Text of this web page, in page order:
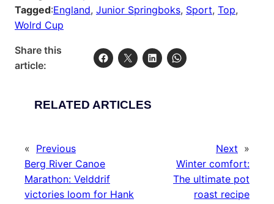
Tagged:England, Junior Springboks, Sport, Top
Wolrd Cup
Share this
article:
RELATED ARTICLES
« Previous
Berg River Canoe
Marathon: Velddrif
victories loom for Hank
Next »
Winter comfort:
The ultimate pot
roast recipe